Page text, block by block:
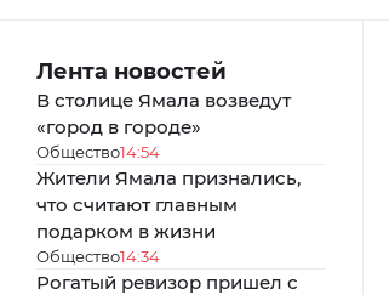
Лента новостей
В столице Ямала возведут
«город в городе»
Общество14:54
Жители Ямала признались,
что считают главным
подарком в жизни
Общество14:34
Рогатый ревизор пришел с